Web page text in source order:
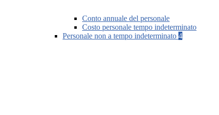
Conto annuale del personale
Costo personale tempo indeterminato
Personale non a tempo indeterminato 4